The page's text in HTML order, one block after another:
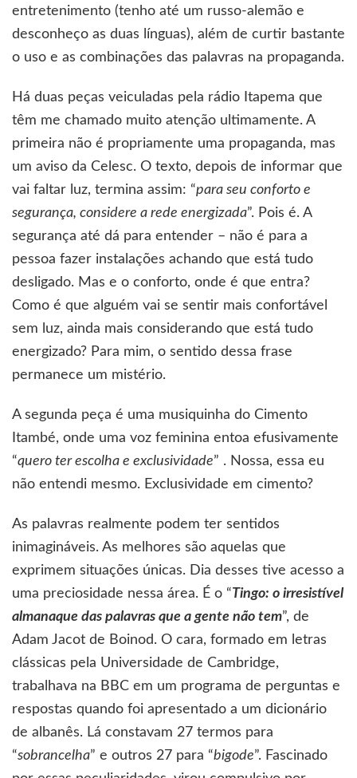
entretenimento (tenho até um russo-alemão e
desconheço as duas línguas), além de curtir bastante
o uso e as combinações das palavras na propaganda.
Há duas peças veiculadas pela rádio Itapema que
têm me chamado muito atenção ultimamente. A
primeira não é propriamente uma propaganda, mas
um aviso da Celesc. O texto, depois de informar que
vai faltar luz, termina assim: “para seu conforto e
segurança, considere a rede energizada”. Pois é. A
segurança até dá para entender – não é para a
pessoa fazer instalações achando que está tudo
desligado. Mas e o conforto, onde é que entra?
Como é que alguém vai se sentir mais confortável
sem luz, ainda mais considerando que está tudo
energizado? Para mim, o sentido dessa frase
permanece um mistério.
A segunda peça é uma musiquinha do Cimento
Itambé, onde uma voz feminina entoa efusivamente
“quero ter escolha e exclusividade” . Nossa, essa eu
não entendi mesmo. Exclusividade em cimento?
As palavras realmente podem ter sentidos
inimagináveis. As melhores são aquelas que
exprimem situações únicas. Dia desses tive acesso a
uma preciosidade nessa área. É o “Tingo: o irresistível
almanaque das palavras que a gente não tem”, de
Adam Jacot de Boinod. O cara, formado em letras
clássicas pela Universidade de Cambridge,
trabalhava na BBC em um programa de perguntas e
respostas quando foi apresentado a um dicionário
de albanês. Lá constavam 27 termos para
“sobrancelha” e outros 27 para “bigode”. Fascinado